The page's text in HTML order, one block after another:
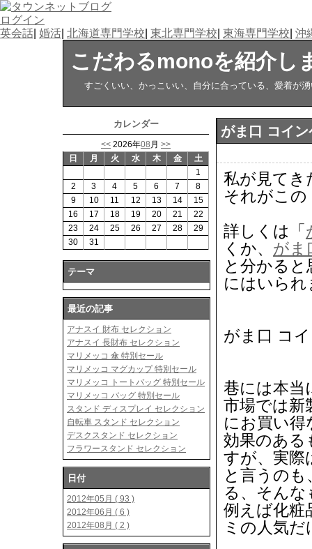
ログイン
英会話 婚活 北海道専門学校 東北専門学校 東海専門学校 沖
こだわるmonoを紹介し
すごくいい、かっこいい、自分に合っている、愛着が
がま口 コイ
私が見てき
それがこの
詳しくは「
くか、 がま
と分かる
にはいら
がま口 コ
巷には本当
市場では新
にお買い
効果のある
すが、実際
と言うの
る、そん
例えば化
ミの人気
カレンダー
<< 2026年08 月 >>
日
月 火 水 木 金
土
1
2
3 4 5 6 7
8
9
10 11 12 13 14
15
16
17 18 19 20 21
22
23
24 25 26 27 28
29
30
31
テーマ
最近の記事
アナスイ 財布 セレクション
アナスイ 長財布 セレクション
マリメッコ 傘 特別セール
マリメッコ マグカップ 特別セール
マリメッコ トートバッグ 特別セール
マリメッコ バッグ 特別セール
スタンド ディスプレイ セレクション
自転車 スタンド セレクション
デスクスタンド セレクション
フラワースタンド セレクション
日付
2012年05月 ( 93 )
2012年06月 ( 6 )
2012年08月 ( 2 )